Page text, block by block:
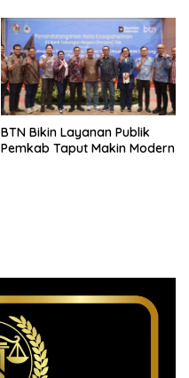
BTN Bikin Layanan Publik
Pemkab Taput Makin Modern